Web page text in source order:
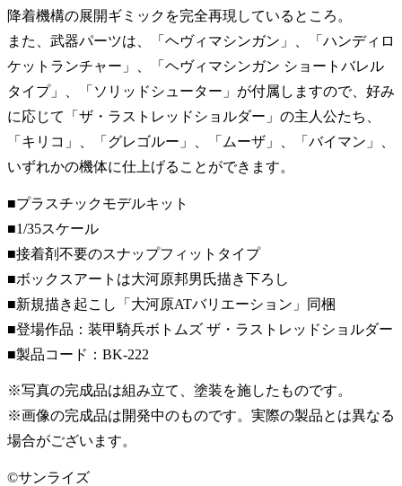
降着機構の展開ギミックを完全再現しているところ。
また、武器パーツは、「ヘヴィマシンガン」、「ハンディロ
ケットランチャー」、「ヘヴィマシンガン ショートバレル
タイプ」、「ソリッドシューター」が付属しますので、好み
に応じて「ザ・ラストレッドショルダー」の主人公たち、
「キリコ」、「グレゴルー」、「ムーザ」、「バイマン」、
いずれかの機体に仕上げることができます。
■プラスチックモデルキット
■1/35スケール
■接着剤不要のスナップフィットタイプ
■ボックスアートは大河原邦男氏描き下ろし
■新規描き起こし「大河原ATバリエーション」同梱
■登場作品：装甲騎兵ボトムズ ザ・ラストレッドショルダー
■製品コード：BK-222
※写真の完成品は組み立て、塗装を施したものです。
※画像の完成品は開発中のものです。実際の製品とは異なる
場合がございます。
©サンライズ